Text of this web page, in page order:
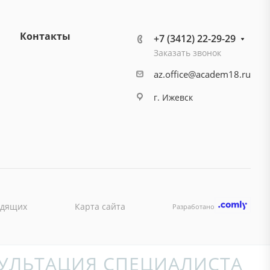
Контакты +7 (3412) 22-29-29
Заказать звонок
az.office@academ18.ru
г. Ижевск
Карта сайта Разработано
СПЕЦИАЛИСТА